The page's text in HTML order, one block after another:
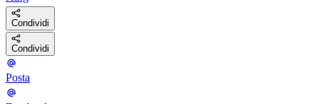
Condividi
Condividi
Posta